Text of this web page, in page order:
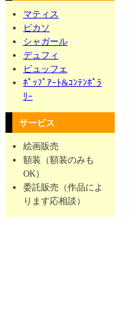
マティス
ピカソ
シャガール
デュフィ
ビュッフェ
ﾎﾟｯﾌﾟｱｰﾄ&ｺﾝﾃﾝﾎﾟﾗ
ﾘｰ
サービス
絵画販売
額装（額装のみも
OK）
委託販売（作品によ
ります応相談）